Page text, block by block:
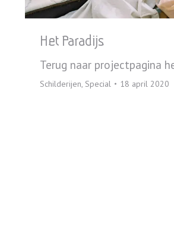
Het Paradijs
Terug naar projectpagina
Schilderijen, Special 18 april 2020